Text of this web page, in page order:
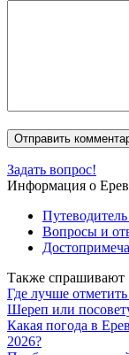
Задать вопрос!
Информация о
Путеводитель
Вопросы и
Также спрашивают
Где лучше
Шереп или
Какая погода в
2026?